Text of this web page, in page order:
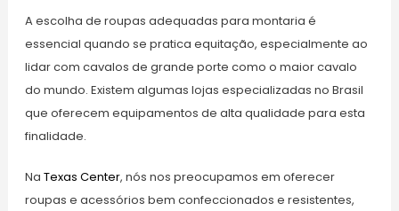
A escolha de roupas adequadas para montaria é
essencial quando se pratica equitação, especialmente ao
lidar com cavalos de grande porte como o maior cavalo
do mundo. Existem algumas lojas especializadas no Brasil
que oferecem equipamentos de alta qualidade para esta
finalidade.
Na Texas Center, nós nos preocupamos em oferecer
roupas e acessórios bem confeccionados e resistentes,